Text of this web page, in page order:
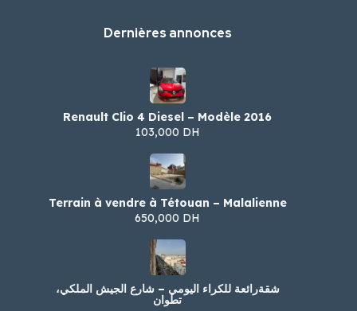
Dernières annonces
Renault Clio 4 Diesel – Modèle 2016
103,000 DH
Terrain à vendre à Tétouan – Malalienne
650,000 DH
شقةرائعة للكراء اليومي – شارع الجيش الملكي،
تطوان